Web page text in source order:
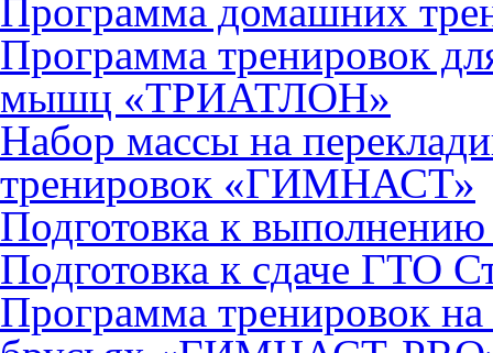
Программа домашних
Программа тренировок
мышц «ТРИАТЛОН»
Набор массы на
тренировок «ГИМНАСТ»
Подготовка к
Подготовка к сдаче ГТО
Программа тренировок